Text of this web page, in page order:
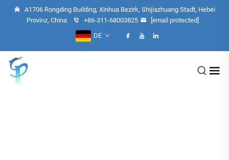
A1706 Rongding Building, Xinhua Bezirk, Shijiazhuang Stadt, Hebei
Provinz, China
+86-311-68003825
[email protected]
DE